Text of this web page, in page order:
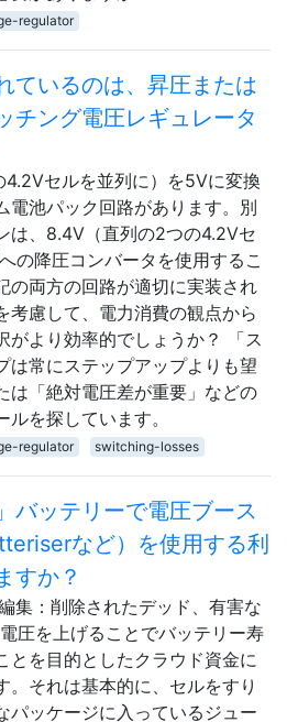
regulator
ているのは、昇圧または
チング電圧レギュレータ
4.2Vセルを並列に）を5Vに変換
電池パック回路があります。別
は、8.4V（直列の2つの4.2Vセ
の降圧コンバータを使用するこ
の両方の回路が適切に実装され
考慮して、電力消費の観点から
がより効率的でしょうか？ 「ス
は常にステップアップよりも望
は「絶対電圧差が重要」などの
ルを探しています。
regulator switching-losses
バッテリーで電圧ブース
など）を使用する利
すか？
集：削除されたデッド、有害な
圧を上げることでバッテリー寿
とを目的としたクラウド資金に
。それは基本的に、セルをすり
パッケージに入っているジュー